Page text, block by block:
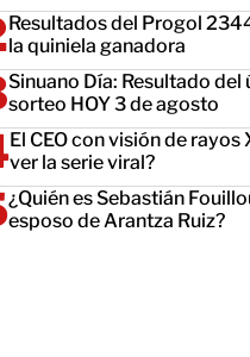
Resultados del Progol
la quiniela ganadora
Sinuano Día: Resultado del
sorteo HOY 3 de agosto
El CEO con visión de rayos
ver la serie viral?
¿Quién es Sebastián
esposo de Arantza Ruiz?